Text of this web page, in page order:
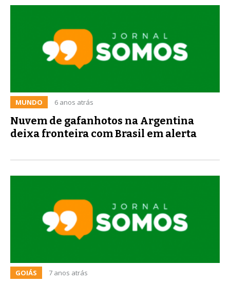
MUNDO 6 anos atrás
Nuvem de gafanhotos na Argentina
deixa fronteira com Brasil em alerta
GOIÁS 7 anos atrás